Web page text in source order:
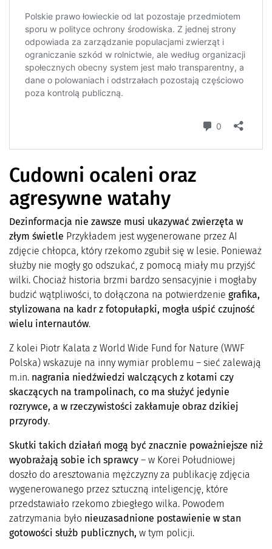
Cudowni ocaleni oraz
agresywne watahy
Dezinformacja nie zawsze musi ukazywać zwierzęta w
złym świetle Przykładem jest wygenerowane przez AI
zdjęcie chłopca, który rzekomo zgubił się w lesie. Ponieważ
służby nie mogły go odszukać, z pomocą miały mu przyjść
wilki. Chociaż historia brzmi bardzo sensacyjnie i mogłaby
budzić wątpliwości, to dołączona na potwierdzenie grafika,
stylizowana na kadr z fotopułapki, mogła uśpić czujność
wielu internautów.
Z kolei Piotr Kalata z World Wide Fund for Nature (WWF
Polska) wskazuje na inny wymiar problemu – sieć zalewają
m.in. nagrania niedźwiedzi walczących z kotami czy
skaczących na trampolinach, co ma służyć jedynie
rozrywce, a w rzeczywistości zakłamuje obraz dzikiej
przyrody.
Skutki takich działań mogą być znacznie poważniejsze niż
wyobrażają sobie ich sprawcy – w Korei Południowej
doszło do aresztowania mężczyzny za publikację zdjęcia
wygenerowanego przez sztuczną inteligencję, które
przedstawiało rzekomo zbiegłego wilka. Powodem
zatrzymania było nieuzasadnione postawienie w stan
gotowości służb publicznych, w tym policji.